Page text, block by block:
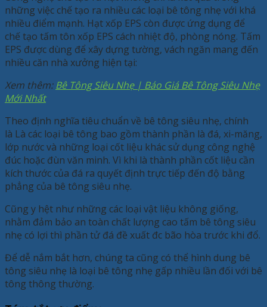
những việc chế tạo ra nhiều các loại bê tông nhẹ với khá
nhiều điểm mạnh. Hạt xốp EPS còn được ứng dụng để
chế tạo tấm tôn xốp EPS cách nhiệt độ, phòng nóng. Tấm
EPS được dùng để xây dựng tường, vách ngăn mang đến
nhiều căn nhà xưởng hiện tại:
Xem thêm:Bê Tông Siêu Nhẹ | Báo Giá Bê Tông Siêu Nhẹ
Mới Nhất
Theo định nghĩa tiêu chuẩn về bê tông siêu nhẹ, chính
là Là các loại bê tông bao gồm thành phần là đá, xi-măng,
lớp nước và những loại cốt liệu khác sử dụng công nghệ
đúc hoặc đùn văn minh. Vì khi là thành phần cốt liệu cần
kích thước của đá ra quyết định trực tiếp đến độ bằng
phẳng của bê tông siêu nhẹ.
Cũng y hệt như những các loại vật liệu không giống,
nhằm đảm bảo an toàn chất lượng cao tấm bê tông siêu
nhẹ có lợi thì phần tử đá đề xuất đc bão hòa trước khi đổ.
Để dễ nắm bắt hơn, chúng ta cũng có thể hình dung bê
tông siêu nhẹ là loại bê tông nhẹ gấp nhiều lần đối với bê
tông thông thường.